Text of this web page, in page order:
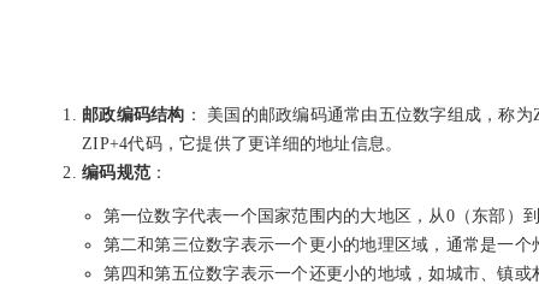
邮政编码结构 ： 美国的邮政编码通常由五位数字组成，称
ZIP+4代码，它提供了更详细的地址信息。
编码规范 ：
第一位数字代表一个国家范围内的大地区，从0（东部）
第二和第三位数字表示一个更小的地理区域，通常是一个
第四和第五位数字表示一个还更小的地域，如城市、镇或